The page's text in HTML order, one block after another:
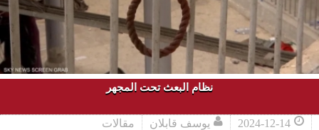
نظام البعث تحت المجهر
2024-12-14 يوسف قابلان مقالات